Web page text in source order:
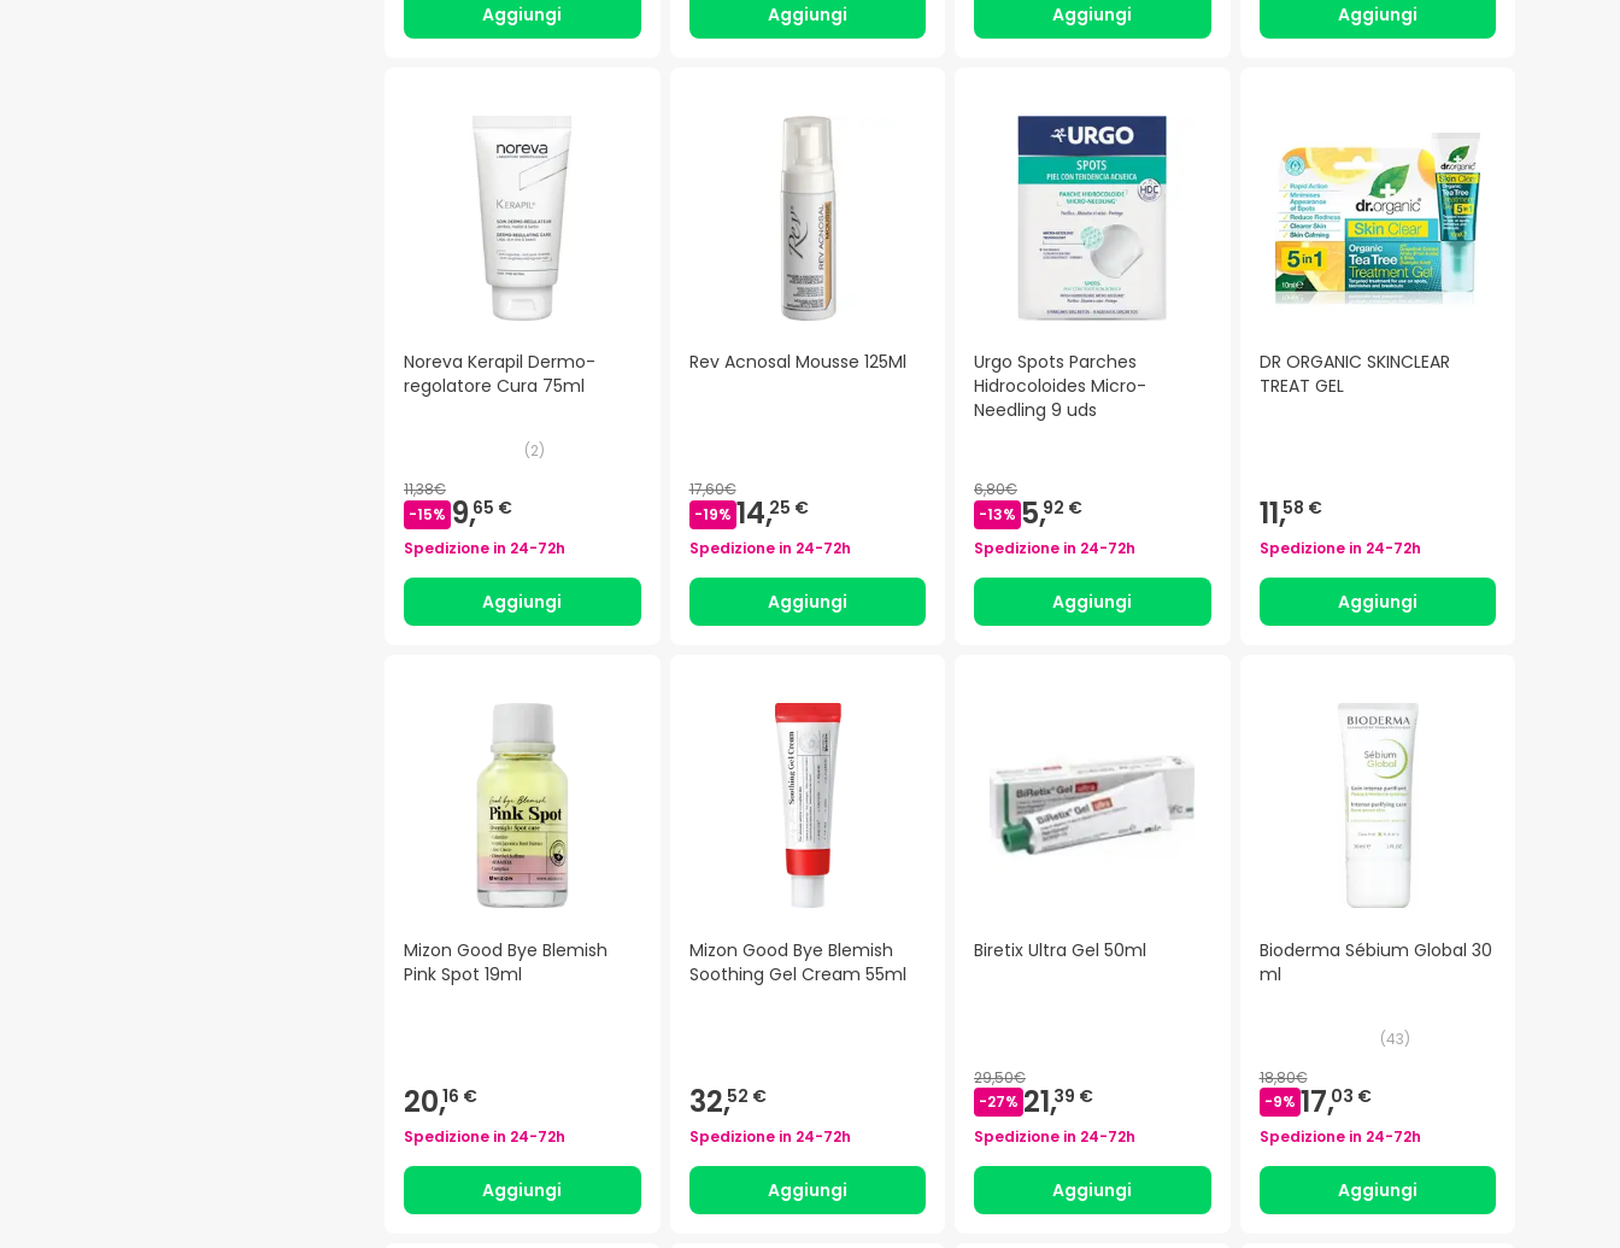
Aggiungi Aggiungi Aggiungi Aggiungi
Noreva Kerapil Dermo-
regolatore Cura 75ml
(2)
11,38€
-15% 9,65 €
Spedizione in 24-72h
Aggiungi
Rev Acnosal Mousse 125Ml
17,60€
-19% 14,25 €
Spedizione in 24-72h
Aggiungi
Urgo Spots Parches
Hidrocoloides Micro-
Needling 9 uds
6,80€
-13% 5,92 €
Spedizione in 24-72h
Aggiungi
DR ORGANIC SKINCLEAR
TREAT GEL
11,58 €
Spedizione in 24-72h
Aggiungi
Mizon Good Bye Blemish
Pink Spot 19ml
20,16 €
Spedizione in 24-72h
Aggiungi
Mizon Good Bye Blemish
Soothing Gel Cream 55ml
32,52 €
Spedizione in 24-72h
Aggiungi
Biretix Ultra Gel 50ml
29,50€
-27% 21,39 €
Spedizione in 24-72h
Aggiungi
Bioderma Sébium Global 30
ml
(43)
18,80€
-9% 17,03 €
Spedizione in 24-72h
Aggiungi